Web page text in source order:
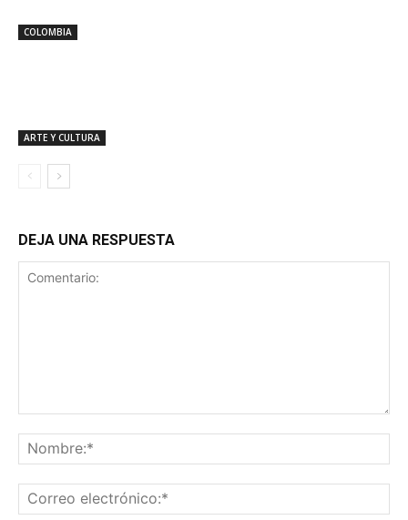
COLOMBIA
ARTE Y CULTURA
DEJA UNA RESPUESTA